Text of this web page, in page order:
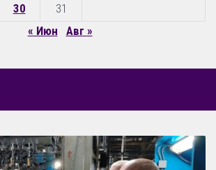
30
31
« Июн
Авг »